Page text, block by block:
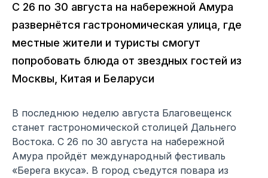
С 26 по 30 августа на набережной Амура
развернётся гастрономическая улица, где
местные жители и туристы смогут
попробовать блюда от звездных гостей из
Москвы, Китая и Беларуси
В последнюю неделю августа Благовещенск
станет гастрономической столицей Дальнего
Востока. С 26 по 30 августа на набережной
Амура пройдёт международный фестиваль
«Берега вкуса». В город съедутся повара из